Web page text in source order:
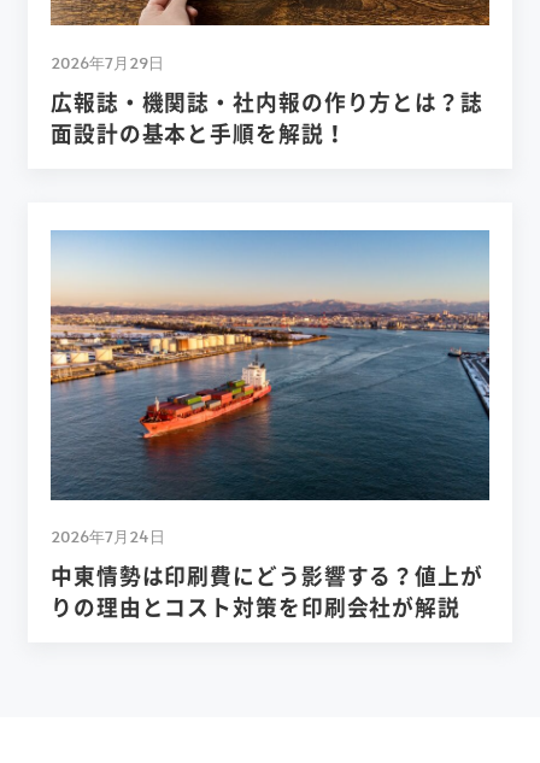
2026年7月29日
広報誌・機関誌・社内報の作り方とは？誌
面設計の基本と手順を解説！
2026年7月24日
中東情勢は印刷費にどう影響する？値上が
りの理由とコスト対策を印刷会社が解説